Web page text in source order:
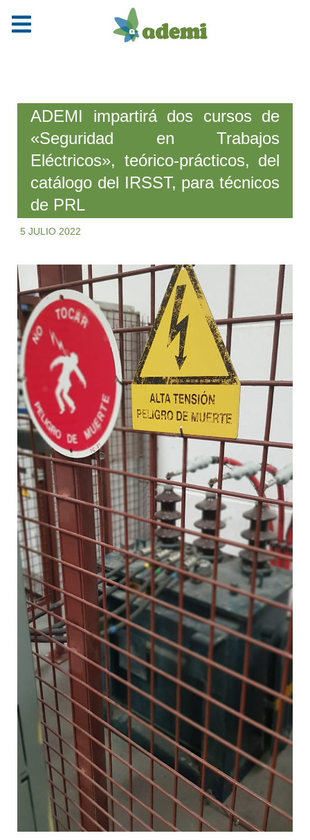
ADEMI impartirá dos cursos de
«Seguridad en Trabajos
Eléctricos», teórico-prácticos, del
catálogo del IRSST, para técnicos
de PRL
5 JULIO 2022